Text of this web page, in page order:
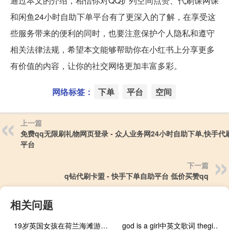
和闲鱼24小时自助下单平台有了更深入的了解，在享受这
些服务带来的便利的同时，也要注意保护个人隐私和遵守
相关法律法规，希望本文能够帮助你在小红书上分享更多
有价值的内容，让你的社交网络更加丰富多彩。
网络标签： 下单 平台 空间
上一篇
免费qq无限刷礼物网页登录 - 众人业务网24小时自助下单,快手代
平台
下一篇
q钻代刷卡盟 - 快手下单自助平台 低价买赞qq
相关问题
19岁英国女孩在荷兰海滩游泳事故中疑似遇难
god is a girl中英文歌词 thegirlismine